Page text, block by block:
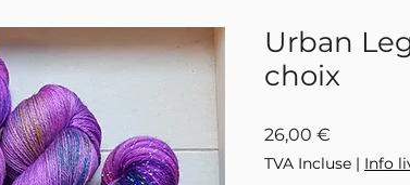
Urban
choix
26,00 €
TVA Incluse | Info